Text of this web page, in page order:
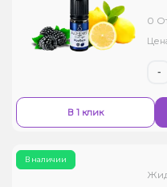
0
-
В 1 клик
В наличии